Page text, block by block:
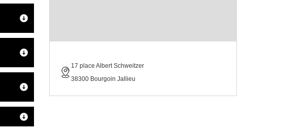
17 place Albert Schweitzer
38300 Bourgoin Jallieu